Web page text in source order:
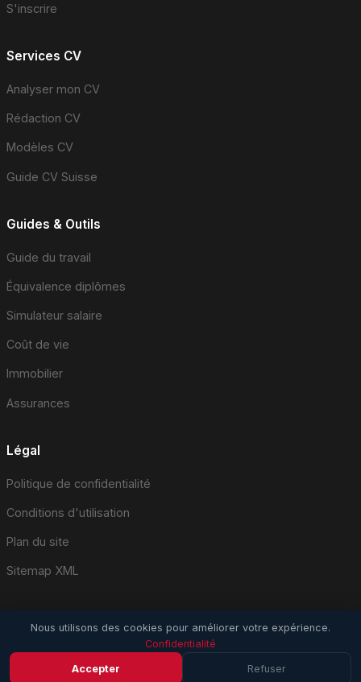
S'inscrire
Services CV
Analyser mon CV
Rédaction CV
Modèles CV
Guide CV Suisse
Guides & Outils
Guide du travail
Équivalence diplômes
Simulateur salaire
Coût de vie
Immobilier
Assurances
Légal
Politique de confidentialité
Conditions d'utilisation
Plan du site
Sitemap XML
© 2026 EmploiSuisse.com. Tous droits réservés.
Nous utilisons des cookies pour améliorer votre expérience.
Confidentialité
Accepter Refuser